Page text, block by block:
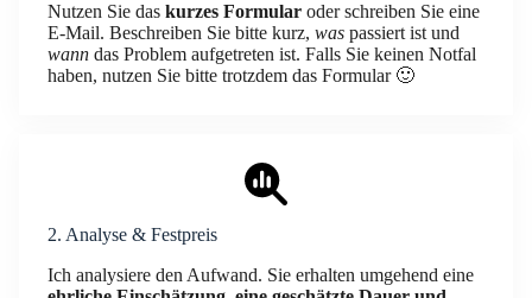
Nutzen Sie das kurzes Formular oder schreiben Sie eine
E-Mail. Beschreiben Sie bitte kurz, was passiert ist und
wann das Problem aufgetreten ist. Falls Sie keinen Notfal
haben, nutzen Sie bitte trotzdem das Formular 🙂
2. Analyse & Festpreis
Ich analysiere den Aufwand. Sie erhalten umgehend eine